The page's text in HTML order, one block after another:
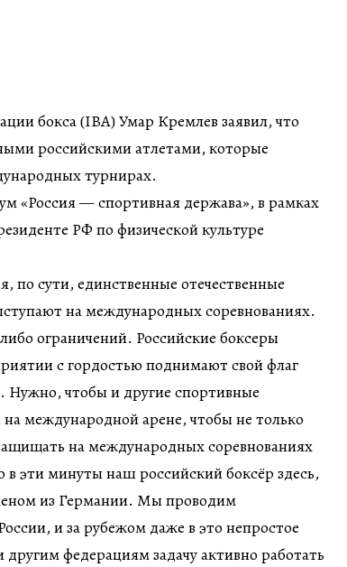
бокса (IBA) Умар Кремлев заявил, что
российскими атлетами, которые
турнирах.
«Россия — спортивная держава», в рамках
РФ по физической культуре
по сути, единственные отечественные
на международных соревнованиях.
ограничений. Российские боксеры
с гордостью поднимают свой флаг
чтобы и другие спортивные
международной арене, чтобы не только
на международных соревнованиях
в эти минуты наш российский боксёр здесь,
из Германии. Мы проводим
и за рубежом даже в это непростое
федерациям задачу активно работать